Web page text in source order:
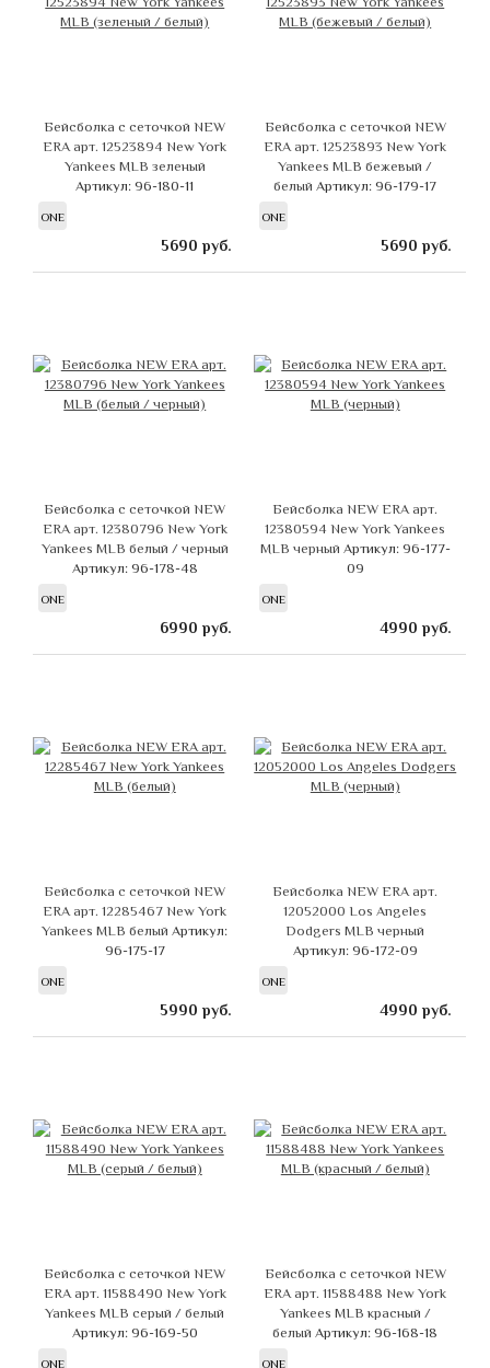
Бейсболка с сеточкой NEW
ERA арт. 12523894 New York
Yankees MLB зеленый
Артикул: 96-180-11
ONE
5690 руб.
Бейсболка с сеточкой NEW
ERA арт. 12523893 New York
Yankees MLB бежевый /
белыйАртикул: 96-179-17
ONE
5690 руб.
Бейсболка с сеточкой NEW
ERA арт. 12380796 New York
Yankees MLB белый / черный
Артикул: 96-178-48
ONE
6990 руб.
Бейсболка NEW ERA арт.
12380594 New York Yankees
MLB черный Артикул: 96-177-
09
ONE
4990 руб.
Бейсболка с сеточкой NEW
ERA арт. 12285467 New York
Yankees MLB белыйАртикул:
96-175-17
ONE
5990 руб.
Бейсболка NEW ERA арт.
12052000 Los Angeles
Dodgers MLB черный
Артикул: 96-172-09
ONE
4990 руб.
Бейсболка с сеточкой NEW
ERA арт. 11588490 New York
Yankees MLB серый / белый
Артикул: 96-169-50
ONE
Бейсболка с сеточкой NEW
ERA арт. 11588488 New York
Yankees MLB красный /
белыйАртикул: 96-168-18
ONE